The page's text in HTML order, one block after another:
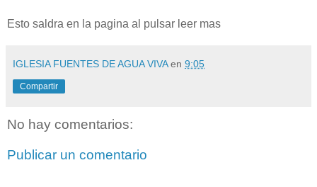
Esto saldra en la pagina al pulsar leer mas
IGLESIA FUENTES DE AGUA VIVA en 9:05
Compartir
No hay comentarios:
Publicar un comentario